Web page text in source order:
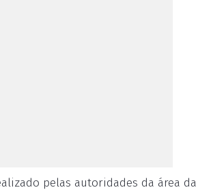
pelas autoridades da área da